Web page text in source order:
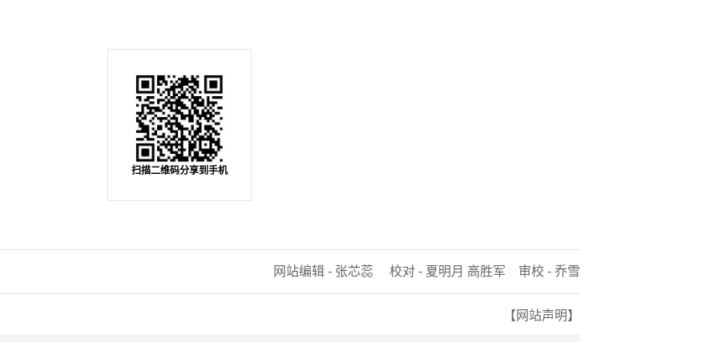
扫描二维码分享到手机
网站编辑 - 张芯蕊 校对 - 夏明月 高胜军 审校 - 乔雪
【网站声明】